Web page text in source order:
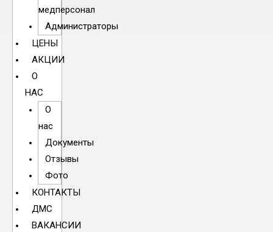
медперсонал
Администраторы
ЦЕНЫ
АКЦИИ
О
НАС
О
нас
Документы
Отзывы
Фото
КОНТАКТЫ
ДМС
ВАКАНСИИ